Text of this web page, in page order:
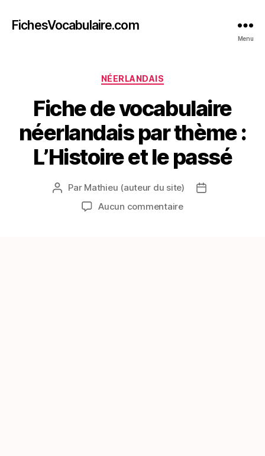
FichesVocabulaire.com
Menu
Catégories
NÉERLANDAIS
Fiche de vocabulaire
néerlandais par thème :
L’Histoire et le passé
Auteur
l’article
Par Mathieu (auteur du site)
Date
Aucun commentairesur